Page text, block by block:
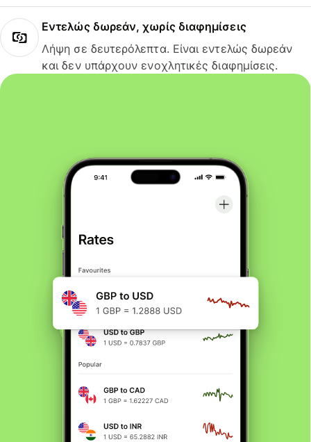
Εντελώς δωρεάν, χωρίς διαφημίσεις
Λήψη σε δευτερόλεπτα. Είναι εντελώς δωρεάν
και δεν υπάρχουν ενοχλητικές διαφημίσεις.